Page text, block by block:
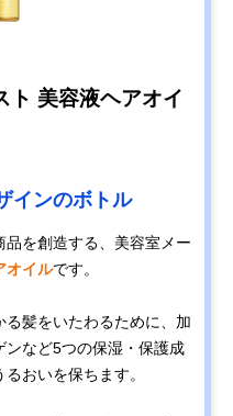
ト 美容液ヘアオイ
インのボトル
品を創造する、美容室メー
オイルです。
髪をいたわるために、加
など5つの保湿・保護成
おいを保ちます。